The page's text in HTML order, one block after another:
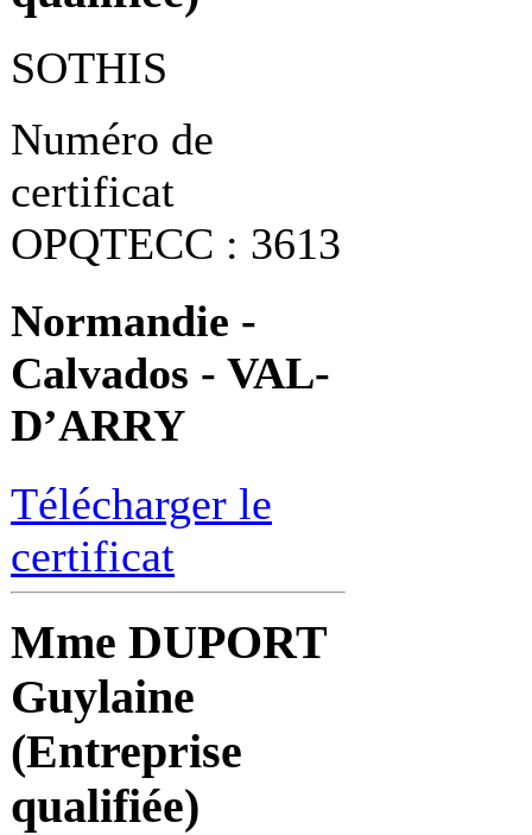
SOTHIS
Numéro de
certificat
OPQTECC : 3613
Normandie -
Calvados - VAL-
D’ARRY
Télécharger le
certificat
Mme DUPORT
Guylaine
(Entreprise
qualifiée)